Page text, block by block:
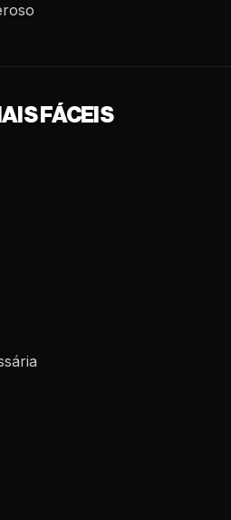
FÁCEIS